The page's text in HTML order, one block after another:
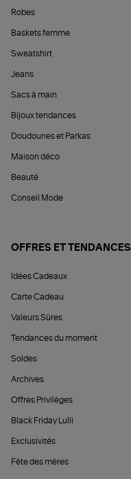
Robes
Baskets femme
Sweatshirt
Jeans
Sacs à main
Bijoux tendances
Doudounes et Parkas
Maison déco
Beauté
Conseil Mode
OFFRES ET TENDANCES
Idées Cadeaux
Carte Cadeau
Valeurs Sûres
Tendances du moment
Soldes
Archives
Offres Privilèges
Black Friday Lulli
Exclusivités
Fête des mères